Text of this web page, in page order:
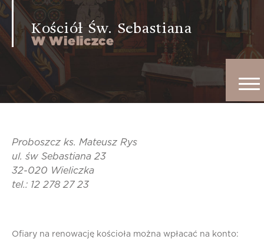
Kościół Św. Sebastiana
W Wieliczce
Proboszcz ks. Mateusz Rys
ul. św Sebastiana 23
32-020 Wieliczka
tel.: 12 278 27 23
Ofiary na renowację kościoła można wpłacać na konto: